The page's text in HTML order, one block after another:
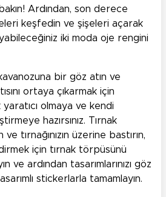
Ardından, son derece
keşfedin ve şişeleri açarak
iki moda oje rengini
bir göz atın ve
ortaya çıkarmak için
yaratıcı olmaya ve kendi
hazırsınız. Tırnak
ve tırnağınızın üzerine bastırın,
için tırnak törpüsünü
ve ardından tasarımlarınızı göz
stickerlarla tamamlayın.